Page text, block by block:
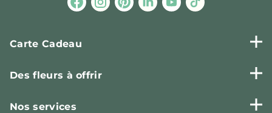
Carte Cadeau
Des fleurs à offrir
Nos services